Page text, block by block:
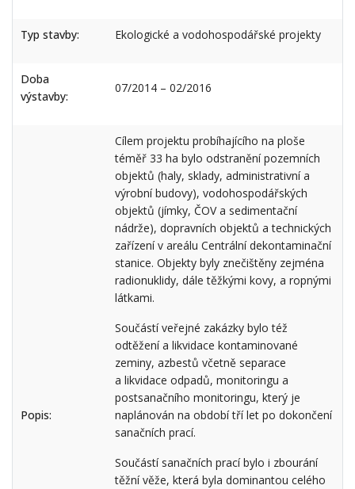
Typ stavby: Ekologické a vodohospodářské projekty
Doba
výstavby:
07/2014 – 02/2016
Popis:
Cílem projektu probíhajícího na ploše
téměř 33 ha bylo odstranění pozemních
objektů (haly, sklady, administrativní a
výrobní budovy), vodohospodářských
objektů (jímky, ČOV a sedimentační
nádrže), dopravních objektů a technických
zařízení v areálu Centrální dekontaminační
stanice. Objekty byly znečištěny zejména
radionuklidy, dále těžkými kovy, a ropnými
látkami.
Součástí veřejné zakázky bylo též
odtěžení a likvidace kontaminované
zeminy, azbestů včetně separace
a likvidace odpadů, monitoringu a
postsanačního monitoringu, který je
naplánován na období tří let po dokončení
sanačních prací.
Součástí sanačních prací bylo i zbourání
těžní věže, která byla dominantou celého